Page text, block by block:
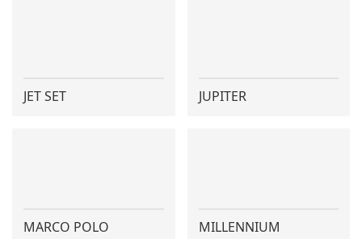
JET SET JUPITER
MARCO POLO MILLENNIUM